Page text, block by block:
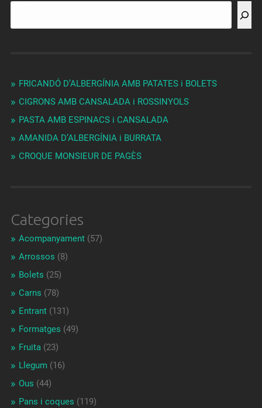
FRICANDÓ D’ALBERGÍNIA AMB PATATES i BOLETS
CIGRONS AMB CANSALADA i ROSSINYOLS
PASTA AMB ESPINACS i CANSALADA
AMANIDA D’ALBERGÍNIA i BURRATA
CROQUE MONSIEUR DE PAGÈS
Categories
Acompanyament(57)
Arrossos (8)
Bolets (25)
Carns (78)
Entrant(131)
Formatges (49)
Fruita(23)
Llegum (16)
Ous (44)
Pans i coques (119)